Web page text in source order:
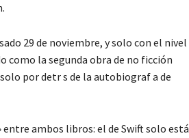
29 de noviembre, y solo con el nivel
como la segunda obra de no ficción
por detr s de la autobiograf a de
ambos libros: el de Swift solo está